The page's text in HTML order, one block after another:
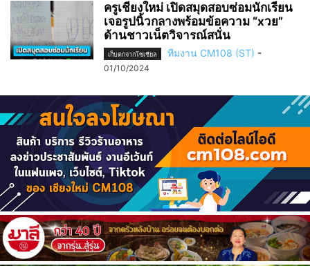
ครูเชียงใหม่ เปิดสมุดสอบซ่อมนักเรียน
เจอรูปนิ้วกลางพร้อมข้อความ “xวย”
ด้านชาวเน็ตวิจารณ์สนั่น
เก็บตกจากโซเชียล ทีมงาน CM108 (ST) -
01/10/2024